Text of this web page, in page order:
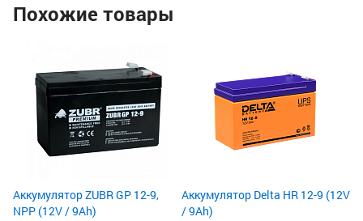
Похожие товары
Аккумулятор ZUBR GP 12-9,
NPP (12V / 9Ah)
Аккумулятор Delta HR 12-9 (12V
/ 9Ah)